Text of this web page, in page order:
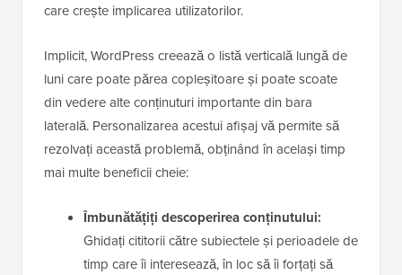
care crește implicarea utilizatorilor.
Implicit, WordPress creează o listă verticală lungă de
luni care poate părea copleșitoare și poate scoate
din vedere alte conținuturi importante din bara
laterală. Personalizarea acestui afișaj vă permite să
rezolvați această problemă, obținând în același timp
mai multe beneficii cheie:
Îmbunătățiți descoperirea conținutului:
Ghidați cititorii către subiectele și perioadele de
timp care îi interesează, în loc să îi forțați să